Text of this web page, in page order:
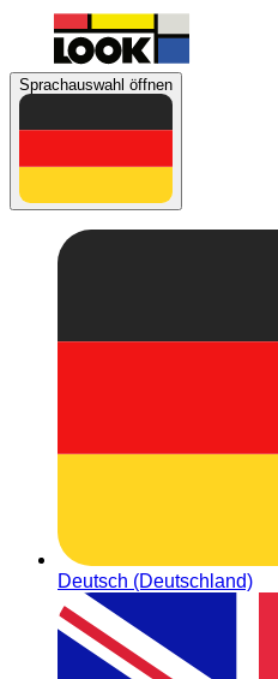
Sprachauswahl öffnen
Deutsch (Deutschland)